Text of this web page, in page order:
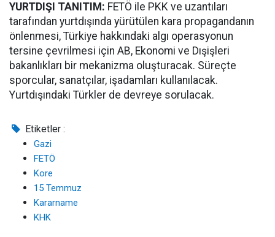
YURTDIŞI TANITIM: FETÖ ile PKK ve uzantıları
tarafından yurtdışında yürütülen kara propagandanın
önlenmesi, Türkiye hakkındaki algı operasyonun
tersine çevrilmesi için AB, Ekonomi ve Dışişleri
bakanlıkları bir mekanizma oluşturacak. Süreçte
sporcular, sanatçılar, işadamları kullanılacak.
Yurtdışındaki Türkler de devreye sorulacak.
Etiketler :
Gazi
FETÖ
Kore
15 Temmuz
Kararname
KHK